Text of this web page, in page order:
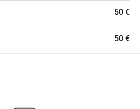
50 €
50 €